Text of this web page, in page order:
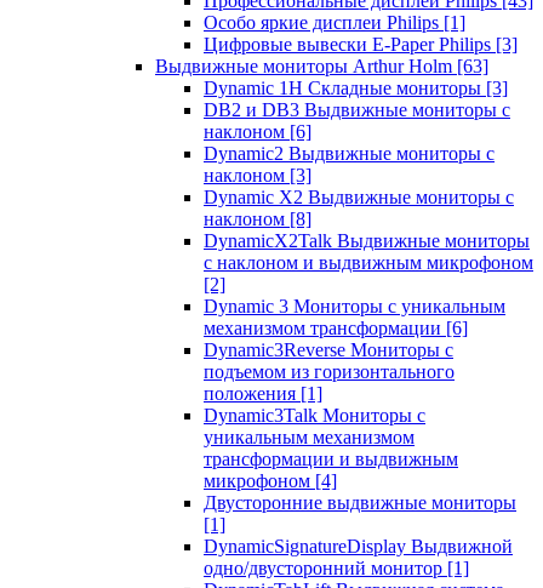
Особо яркие дисплеи Philips [1]
Цифровые вывески E-Paper Philips [3]
Выдвижные мониторы Arthur Holm [63]
Dynamic 1Н Складные мониторы [3]
DB2 и DB3 Выдвижные мониторы с
наклоном [6]
Dynamic2 Выдвижные мониторы с
наклоном [3]
Dynamic X2 Выдвижные мониторы с
наклоном [8]
DynamicX2Talk Выдвижные мониторы
с наклоном и выдвижным микрофоном
[2]
Dynamic 3 Мониторы с уникальным
механизмом трансформации [6]
Dynamic3Reverse Мониторы с
подъемом из горизонтального
положения [1]
Dynamic3Talk Мониторы с
уникальным механизмом
трансформации и выдвижным
микрофоном [4]
Двусторонние выдвижные мониторы
[1]
DynamicSignatureDisplay Выдвижной
одно/двусторонний монитор [1]